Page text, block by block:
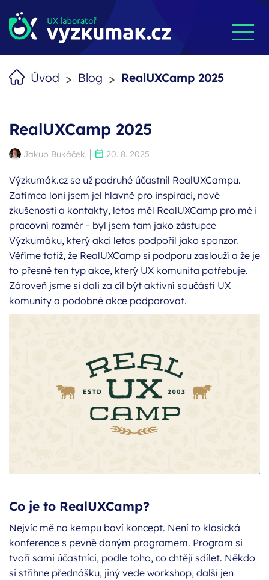
Úvod > Blog > RealUXCamp 2025
RealUXCamp 2025
Autor:Jakub Bukáček Publikováno:
20. 8. 2025
Výzkumák.cz se už podruhé účastnil RealUXCampu.
Zatímco loni jsem jel hlavně pro inspiraci, nové
zkušenosti a kontakty, letos měl RealUXCamp pro mě i
pracovní rozměr – byl jsem tam jako zástupce
Výzkumáku, který akci letos podpořil jako sponzor.
Věříme totiž, že RealUXCamp si podporu zaslouží a že je
to přesně ten typ akce, který UX komunita potřebuje.
Zároveň jsme si dali za cíl být aktivní součástí UX
komunity a podobné akce podporovat.
Co je to RealUXCamp?
Nejvíc mě na kempu baví koncept. Není to klasická
konference s pevně daným programem. Program si
tvoří sami účastníci, podle toho, co chtějí sdílet. Někdo
si střihne přednášku, jiný vede workshop, další jen